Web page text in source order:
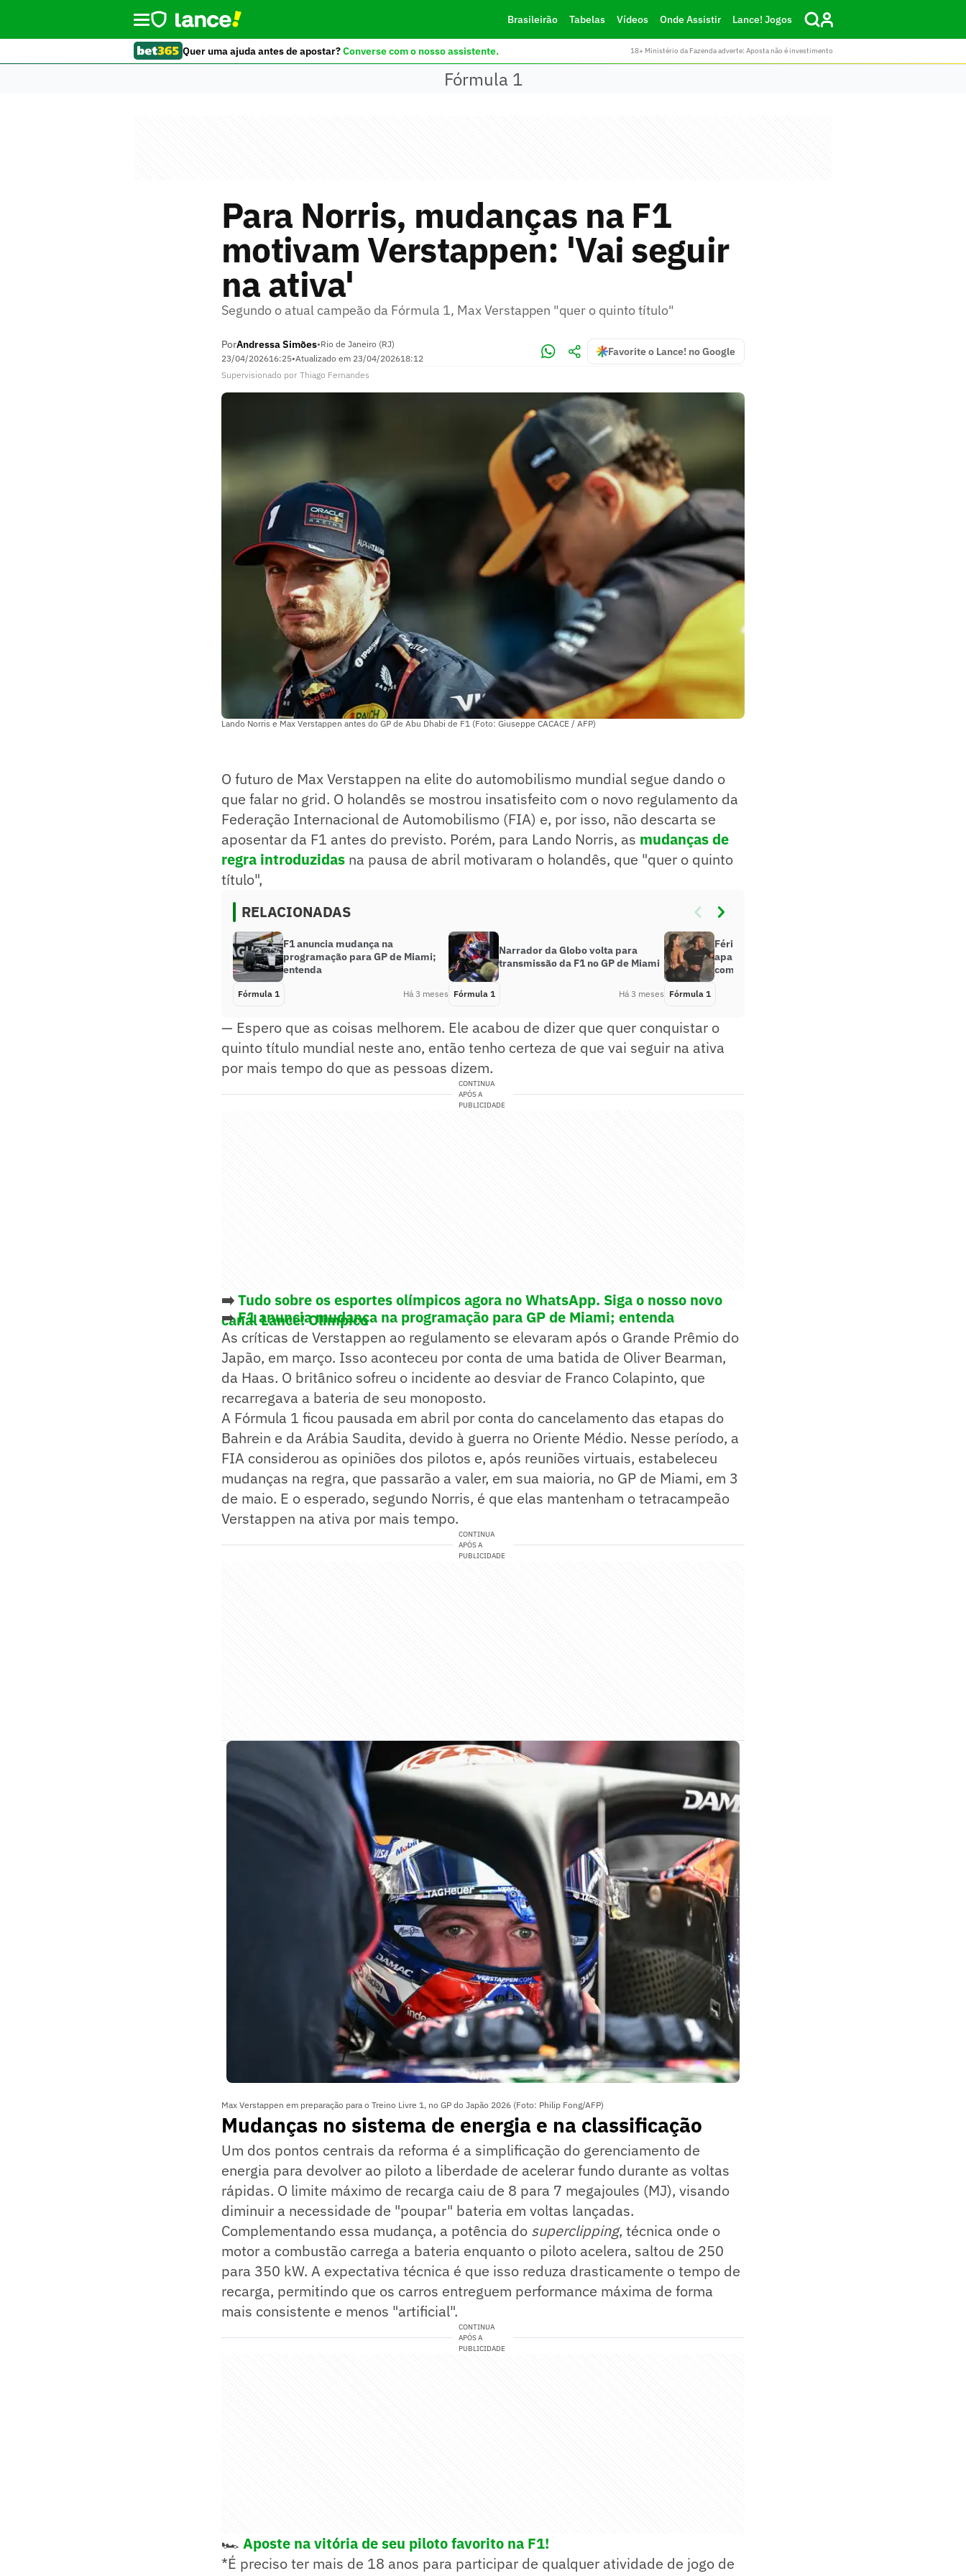
Brasileirão Tabelas Vídeos Onde Assistir Lance! Jogos
Quer uma ajuda antes de apostar?Converse com o nosso assistente. 18+ Ministério da Fazenda adverte: Aposta não é investimento
Fórmula 1
Para Norris, mudanças na F1
motivam Verstappen: 'Vai seguir
na ativa'
Segundo o atual campeão da Fórmula 1, Max Verstappen "quer o quinto título"
PorAndressa Simões•Rio de Janeiro (RJ)
23/04/202616:25•Atualizado em 23/04/202618:12
Favorite o Lance! no Google
Supervisionado por Thiago Fernandes
Lando Norris e Max Verstappen antes do GP de Abu Dhabi de F1 (Foto: Giuseppe CACACE / AFP)
O futuro de Max Verstappen na elite do automobilismo mundial segue dando o
que falar no grid. O holandês se mostrou insatisfeito com o novo regulamento da
Federação Internacional de Automobilismo (FIA) e, por isso, não descarta se
aposentar da F1 antes do previsto. Porém, para Lando Norris, as mudanças de
regra introduzidas na pausa de abril motivaram o holandês, que "quer o quinto
título",
RELACIONADAS
F1 anuncia mudança na
programação para GP de Miami;
entenda
Fórmula 1 Há 3 meses
Narrador da Globo volta para
transmissão da F1 no GP de Miami
Fórmula 1 Há 3 meses
Férias da F1? Lewis Hamilton
aparece em passeio romântico
com Kim Kardashian
Fórmula 1
— Espero que as coisas melhorem. Ele acabou de dizer que quer conquistar o
quinto título mundial neste ano, então tenho certeza de que vai seguir na ativa
por mais tempo do que as pessoas dizem.
CONTINUA
APÓS A
PUBLICIDADE
➡️Tudo sobre os esportes olímpicos agora no WhatsApp. Siga o nosso novo
canal Lance! Olímpico
➡️F1 anuncia mudança na programação para GP de Miami; entenda
As críticas de Verstappen ao regulamento se elevaram após o Grande Prêmio do
Japão, em março. Isso aconteceu por conta de uma batida de Oliver Bearman,
da Haas. O britânico sofreu o incidente ao desviar de Franco Colapinto, que
recarregava a bateria de seu monoposto.
A Fórmula 1 ficou pausada em abril por conta do cancelamento das etapas do
Bahrein e da Arábia Saudita, devido à guerra no Oriente Médio. Nesse período, a
FIA considerou as opiniões dos pilotos e, após reuniões virtuais, estabeleceu
mudanças na regra, que passarão a valer, em sua maioria, no GP de Miami, em 3
de maio. E o esperado, segundo Norris, é que elas mantenham o tetracampeão
Verstappen na ativa por mais tempo.
CONTINUA
APÓS A
PUBLICIDADE
Max Verstappen em preparação para o Treino Livre 1, no GP do Japão 2026 (Foto: Philip Fong/AFP)
Mudanças no sistema de energia e na classificação
Um dos pontos centrais da reforma é a simplificação do gerenciamento de
energia para devolver ao piloto a liberdade de acelerar fundo durante as voltas
rápidas. O limite máximo de recarga caiu de 8 para 7 megajoules (MJ), visando
diminuir a necessidade de "poupar" bateria em voltas lançadas.
Complementando essa mudança, a potência do superclipping, técnica onde o
motor a combustão carrega a bateria enquanto o piloto acelera, saltou de 250
para 350 kW. A expectativa técnica é que isso reduza drasticamente o tempo de
recarga, permitindo que os carros entreguem performance máxima de forma
mais consistente e menos "artificial".
CONTINUA
APÓS A
PUBLICIDADE
🏎️ Aposte na vitória de seu piloto favorito na F1!
*É preciso ter mais de 18 anos para participar de qualquer atividade de jogo de